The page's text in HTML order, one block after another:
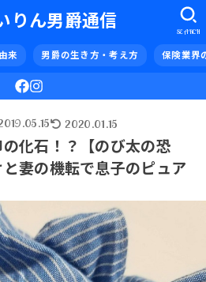
りん男爵通信
来 男爵の生き方・考え方 保険業界
SEARCH
2020.01.15
化石！？【のび太の恐
妻の機転で息子のピュア